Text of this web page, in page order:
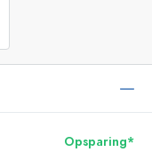
Opsparing*